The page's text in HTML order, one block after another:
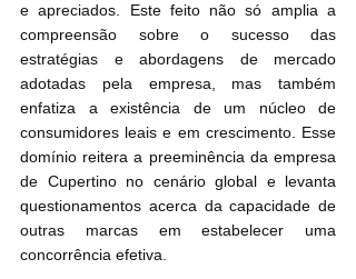
e apreciados. Este feito não só amplia a
compreensão sobre o sucesso das
estratégias e abordagens de mercado
adotadas pela empresa, mas também
enfatiza a existência de um núcleo de
consumidores leais e em crescimento. Esse
domínio reitera a preeminência da empresa
de Cupertino no cenário global e levanta
questionamentos acerca da capacidade de
outras marcas em estabelecer uma
concorrência efetiva.